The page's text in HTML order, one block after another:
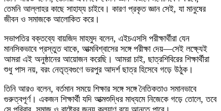
তেমনি আল্লাহর কাছে সাহায্য চাইবে। কারণ প্রকৃত জ্ঞান সেই, যা মানুষের
জীবন ও সমাজকে আলোকিত করে।
সভাপতির বক্তব্যে বায়জিদ মাহমুদ বলেন, এইচএসসি পরীক্ষার্থীরা যেন
মানসিকভাবে প্রস্তুত থাকে, আত্মবিশ্বাসের সঙ্গে পরীক্ষা দেয়—সেই লক্ষ্যেই
আমরা এই অনুষ্ঠানের আয়োজন করেছি। আমরা চাই, ছাত্রশিবিরের শিক্ষার্থীরা
শুধু পাস নয়, বরং নেতৃত্বগুণে ভরপুর আদর্শ ছাত্র হিসেবে গড়ে উঠুক।
তিনি আরও বলেন, বর্তমান সময়ে শিক্ষার সঙ্গে সঙ্গে নৈতিকতাও সমানভাবে
গুরুত্বপূর্ণ। একজন শিক্ষার্থী যদি আত্মশুদ্ধির মাধ্যমে নিজেকে গড়ে তোলে, তবে